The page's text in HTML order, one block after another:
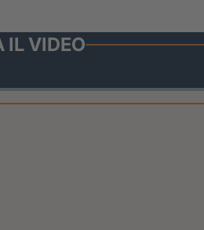
IL VIDEO